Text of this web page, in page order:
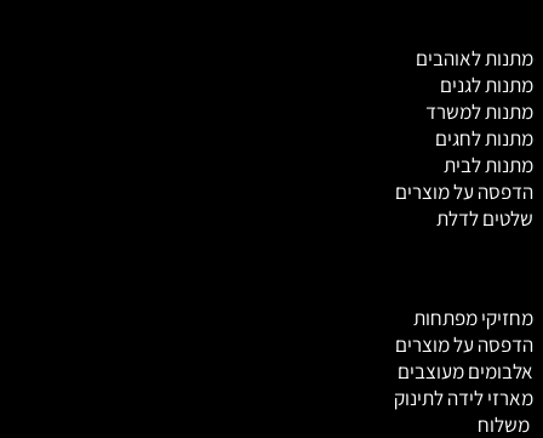
מתנות לאוהבים
מתנות לגנים
מתנות למשרד
מתנות לחגים
מתנות לבית
הדפסה על מוצרים
שלטים לדלת
מחזיקי מפתחות
הדפסה על מוצרים
אלבומים מעוצבים
מארזי לידה לתינוק
משלוח